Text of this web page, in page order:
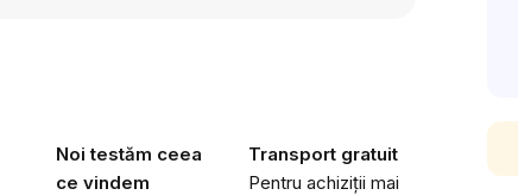
Noi testăm ceea
ce vindem
Transport gratuit
Pentru achiziții mai